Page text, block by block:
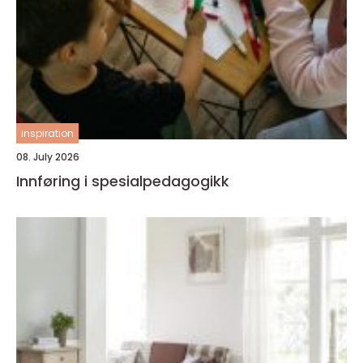
inspiration
08. July 2026
Innføring i spesialpedagogikk